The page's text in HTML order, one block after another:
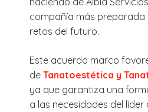
compañía más
retos del futuro.
Este acuerdo marco
de Tanatoestética y
ya que garantiza una
a las necesidades del líder